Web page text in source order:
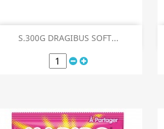
S.300G DRAGIBUS SOFT...
Aperçu rapide